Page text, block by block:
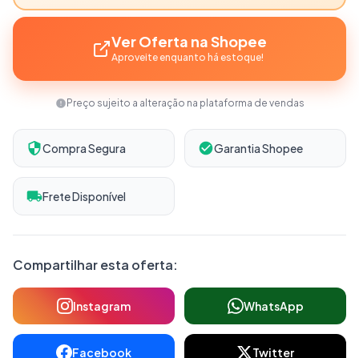
Ver Oferta na Shopee
Aproveite enquanto há estoque!
Preço sujeito a alteração na plataforma de vendas
Compra Segura Garantia Shopee
Frete Disponível
Compartilhar esta oferta:
Instagram WhatsApp
Facebook Twitter